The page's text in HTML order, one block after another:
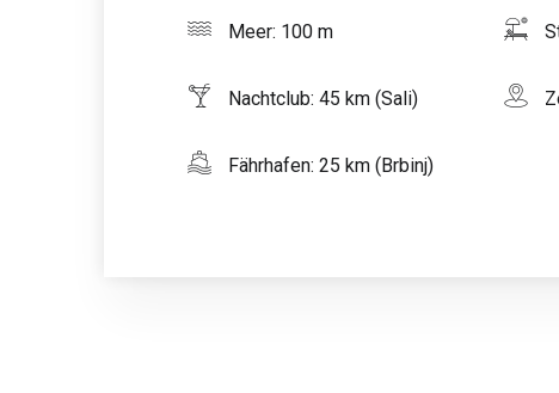
Meer: 100 m
Nachtclub: 45 km (Sali)
Fährhafen: 25 km (Brbinj)